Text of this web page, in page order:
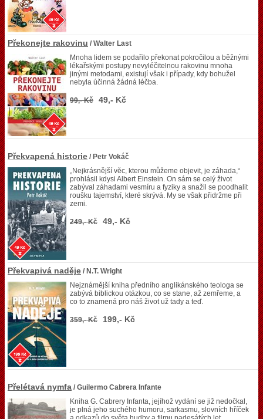
Překonejte rakovinu / Walter Last
Mnoha lidem se podařilo překonat pokročilou a běžnými
lékařskými postupy nevyléčitelnou rakovinu mnoha
jinými metodami, existují však i případy, kdy bohužel
nebyla účinná žádná léčba.
99,- Kč 49,- Kč
Překvapená historie / Petr Vokáč
„Nejkrásnější věc, kterou můžeme objevit, je záhada,“
prohlásil kdysi Albert Einstein. On sám se celý život
zabýval záhadami vesmíru a fyziky a snažil se poodhalit
roušku tajemství, které skrývá. My se však přidržme při
zemi.
249,- Kč 49,- Kč
Překvapivá naděje / N.T. Wright
Nejznámější kniha předního anglikánského teologa se
zabývá biblickou otázkou, co se stane, až zemřeme, a
co to znamená pro náš život už tady a teď.
359,- Kč 199,- Kč
Přelétavá nymfa / Guilermo Cabrera Infante
Kniha G. Cabrery Infanta, jejíhož vydání se již nedočkal,
je plná jeho suchého humoru, sarkasmu, slovních hříček